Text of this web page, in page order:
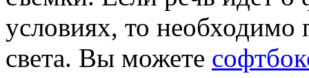
условиях, то необходимо
света. Вы можете